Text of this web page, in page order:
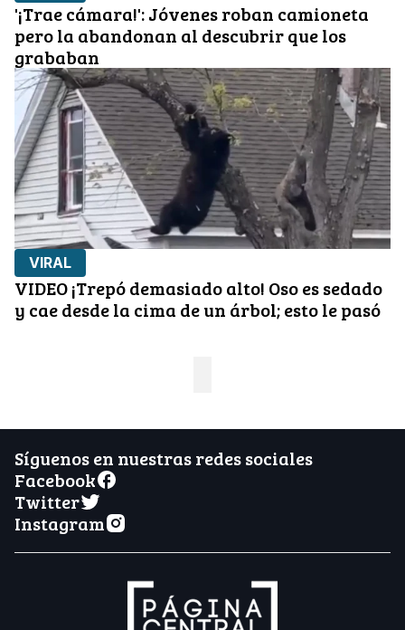
'¡Trae cámara!': Jóvenes roban camioneta
pero la abandonan al descubrir que los
grababan
VIRAL
VIDEO ¡Trepó demasiado alto! Oso es sedado
y cae desde la cima de un árbol; esto le pasó
Síguenos en nuestras redes sociales
Facebook
Twitter
Instagram